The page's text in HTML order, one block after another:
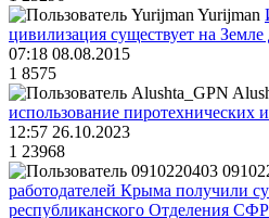
Yurijman
цивилизация существует на Земле
07:18 08.08.2015
1 8575
использование пиротехнических
12:57 26.10.2023
1 23968
работодателей Крыма получили
республиканского Отделения